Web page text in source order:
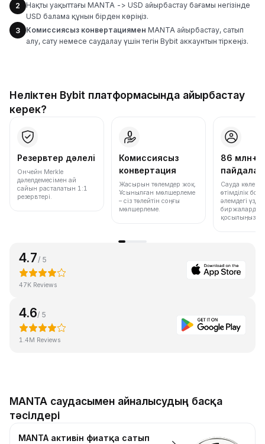
2
Нақты уақыттағы MANTA -> USD айырбастау бағамы негізінде
USD балама құнын бірден көріңіз.
3
Комиссиясыз конвертациямен MANTA айырбастау, сатып
алу, сату немесе саудалау үшін тегін Bybit аккаунтын тіркеңіз.
Неліктен Bybit платформасында айырбастау
керек?
Резервтер дәлелі
Ончейн Merkle
дәлелдемесімен ай
сайын расталатын 1:1
резервтері.
Комиссиясыз
конвертация
Жасырын төлемдер жоқ.
Ұсынылған мөлшерлеме
– сіз төлейтін соңғы
мөлшерлеме.
86 млн+
Сауда көлемі
өтімділік
әлемдегі үздік
биржалардың
қосылыңыз.
4.7 / 5
47K Reviews
4.6/ 5
1.4M Reviews
MANTA саудасымен айналысудың басқа
тәсілдері
MANTA активін фиатқа сатып